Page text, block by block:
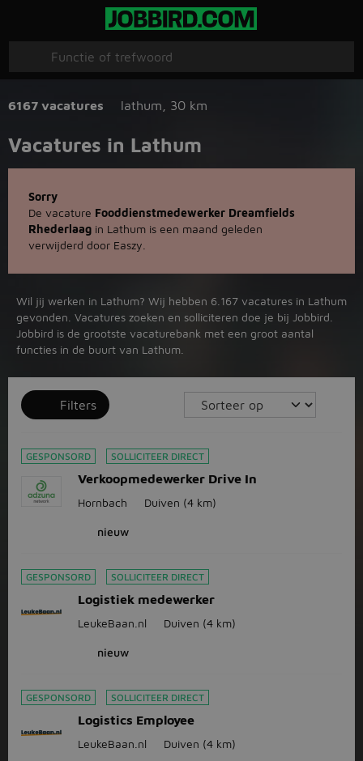
6167 vacatures lathum 30 km
Vacatures in Lathum
Sorry
De vacature Fooddienstmedewerker Dreamfields
Rhederlaag in Lathum is een maand geleden
verwijderd door Easzy.
Wil jij werken in Lathum? Wij hebben 6.167 vacatures in Lathum
gevonden. Vacatures zoeken en solliciteren doe je bij Jobbird.
Jobbird is de grootste vacaturebank met een groot aantal
functies in de buurt van Lathum.
Filters
GESPONSORD SOLLICITEER DIRECT
Verkoopmedewerker Drive In
Hornbach Duiven (4 km)
nieuw
GESPONSORD SOLLICITEER DIRECT
Logistiek medewerker
LeukeBaan.nl Duiven (4 km)
nieuw
GESPONSORD SOLLICITEER DIRECT
Logistics Employee
LeukeBaan.nl Duiven (4 km)